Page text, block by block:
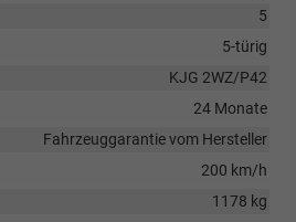
5
5-türig
KJG 2WZ/P42
24 Monate
Fahrzeuggarantie vom Hersteller
200 km/h
1178 kg